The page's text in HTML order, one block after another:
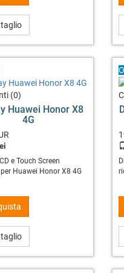
(0)
Huawei Honor X8
4G
e Touch Screen
Huawei Honor X8 4G